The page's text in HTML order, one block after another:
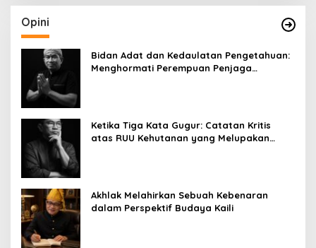
Opini
Bidan Adat dan Kedaulatan Pengetahuan:
Menghormati Perempuan Penjaga
Ketika Tiga Kata Gugur: Catatan Kritis
atas RUU Kehutanan yang Melupakan
Akhlak Melahirkan Sebuah Kebenaran
dalam Perspektif Budaya Kaili